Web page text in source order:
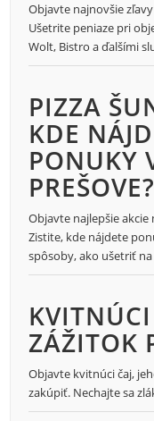
Objavte najnovšie
Ušetrite peniaze pri
Wolt, Bistro a ďalšími
PIZZA
KDE
PONUKY
PREŠOVE?
Objavte najlepšie akcie
Zistite, kde nájdete
spôsoby, ako ušetriť
ZÁŽITOK
Objavte kvitnúci čaj,
zakúpiť. Nechajte sa